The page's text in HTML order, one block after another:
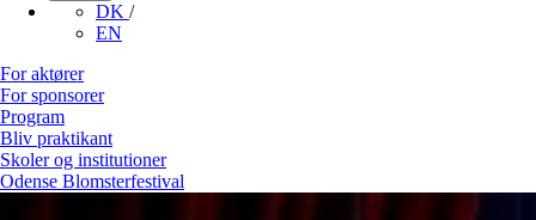
DK /
EN
For aktører
For sponsorer
Program
Bliv praktikant
Skoler og institutioner
Odense Blomsterfestival